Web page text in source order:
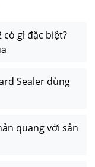
có gì đặc biệt?
Sealer dùng
quang với sản